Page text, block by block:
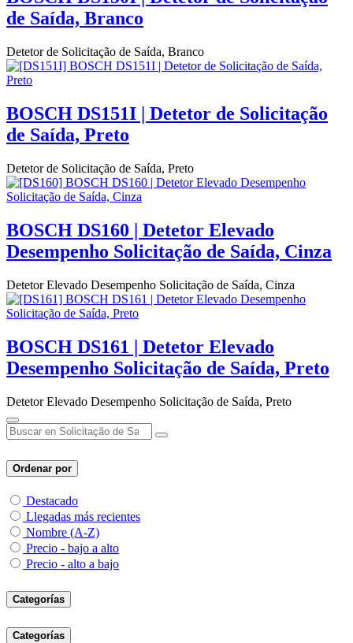
de Saída, Branco
Detetor de Solicitação de Saída, Branco
BOSCH DS151I | Detetor de Solicitação
de Saída, Preto
Detetor de Solicitação de Saída, Preto
BOSCH DS160 | Detetor Elevado
Desempenho Solicitação de Saída, Cinza
Detetor Elevado Desempenho Solicitação de Saída, Cinza
BOSCH DS161 | Detetor Elevado
Desempenho Solicitação de Saída, Preto
Detetor Elevado Desempenho Solicitação de Saída, Preto
Ordenar por
Destacado
Llegadas más recientes
Nombre (A-Z)
Precio - bajo a alto
Precio - alto a bajo
Categorías
Categorías